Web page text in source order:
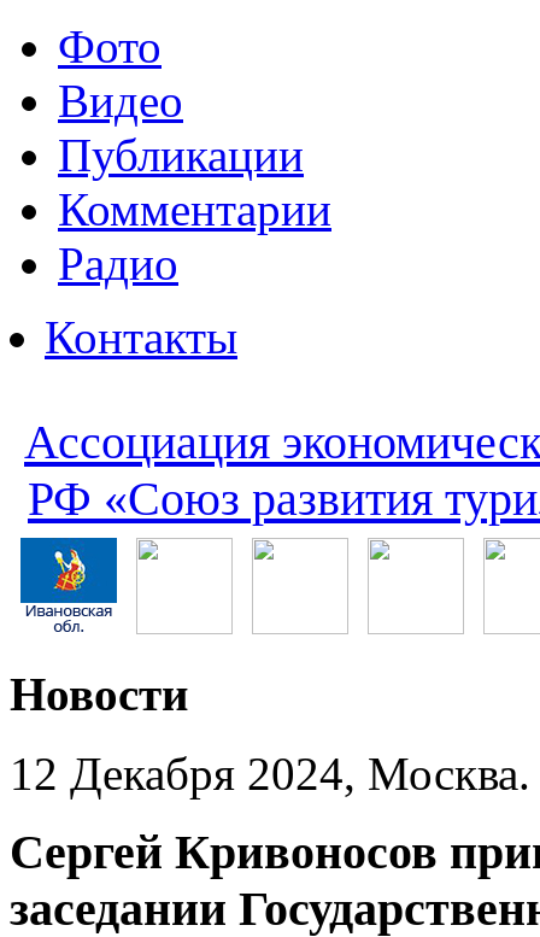
Фото
Видео
Публикации
Комментарии
Радио
Контакты
Ассоциация
РФ «Союз развития
Новости
12 Декабря 2024,
Сергей Кривоносов
заседании